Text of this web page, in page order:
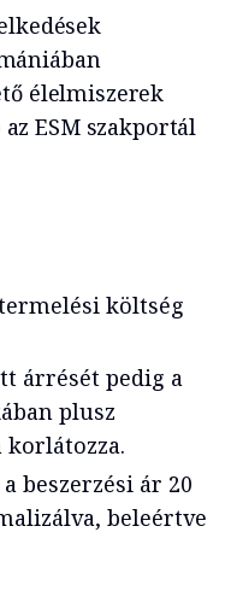
élelmiszerek
ESM szakportál
költség
árrését pedig a
plusz
beszerzési ár 20
beleértve